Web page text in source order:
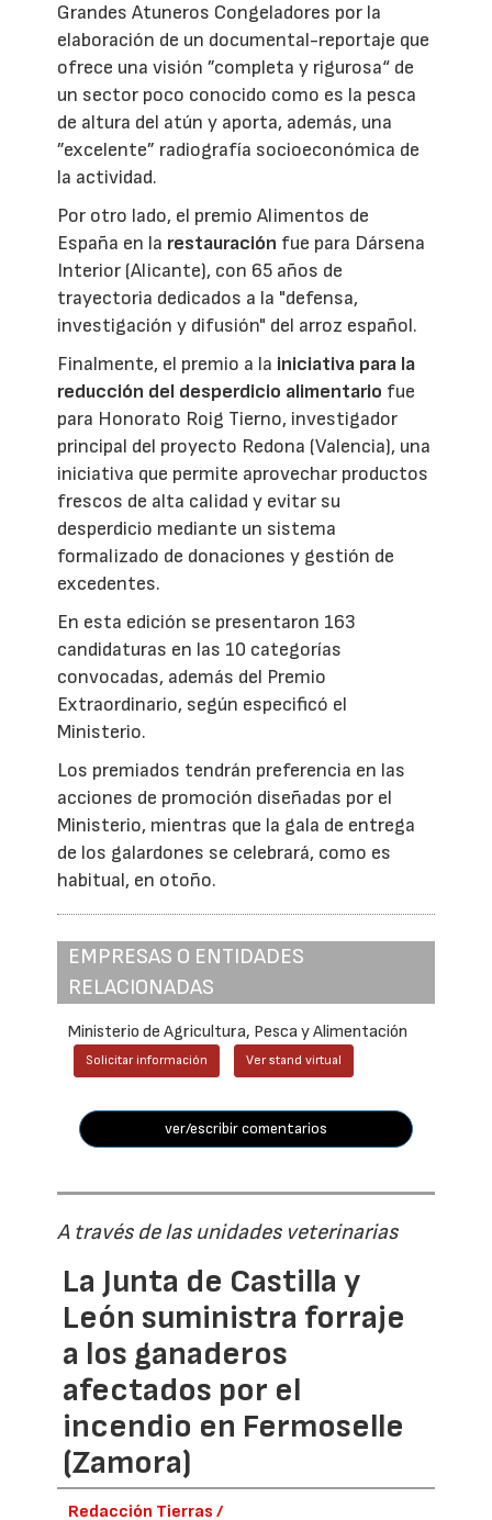
Grandes Atuneros Congeladores por la
elaboración de un documental-reportaje que
ofrece una visión ”completa y rigurosa“ de
un sector poco conocido como es la pesca
de altura del atún y aporta, además, una
”excelente” radiografía socioeconómica de
la actividad.
Por otro lado, el premio Alimentos de
España en la restauración fue para Dársena
Interior (Alicante), con 65 años de
trayectoria dedicados a la "defensa,
investigación y difusión" del arroz español.
Finalmente, el premio a la iniciativa para la
reducción del desperdicio alimentario fue
para Honorato Roig Tierno, investigador
principal del proyecto Redona (Valencia), una
iniciativa que permite aprovechar productos
frescos de alta calidad y evitar su
desperdicio mediante un sistema
formalizado de donaciones y gestión de
excedentes.
En esta edición se presentaron 163
candidaturas en las 10 categorías
convocadas, además del Premio
Extraordinario, según especificó el
Ministerio.
Los premiados tendrán preferencia en las
acciones de promoción diseñadas por el
Ministerio, mientras que la gala de entrega
de los galardones se celebrará, como es
habitual, en otoño.
EMPRESAS O ENTIDADES
RELACIONADAS
Ministerio de Agricultura, Pesca y Alimentación
Solicitar información Ver stand virtual
ver/escribir comentarios
A través de las unidades veterinarias
La Junta de Castilla y
León suministra forraje
a los ganaderos
afectados por el
incendio en Fermoselle
(Zamora)
Redacción Tierras /